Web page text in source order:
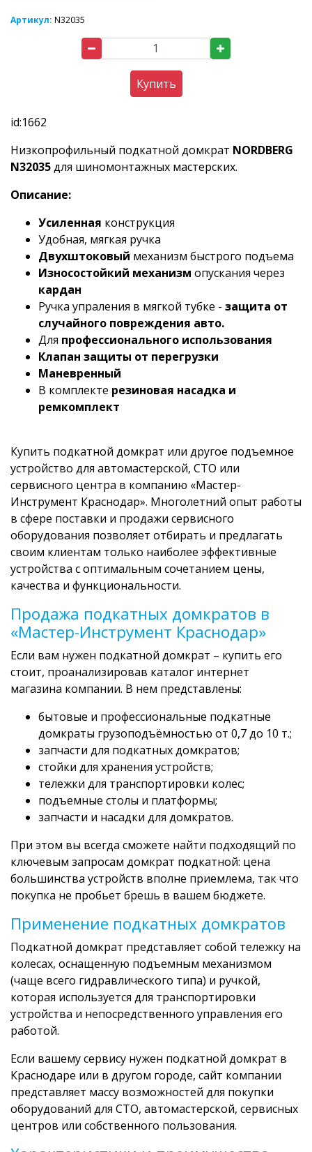
Артикул: N32035
Купить
id:1662
Низкопрофильный подкатной домкрат NORDBERG
N32035для шиномонтажных мастерских.
Описание:
Усиленная конструкция
Удобная, мягкая ручка
Двухштоковый механизм быстрого подъема
Износостойкий механизм опускания через
кардан
Ручка упраления в мягкой тубке - защита от
случайного повреждения авто.
Для профессионального использования
Клапан защиты от перегрузки
Маневренный
В комплекте резиновая насадка и
ремкомплект
Купить подкатной домкрат или другое подъемное
устройство для автомастерской, СТО или
сервисного центра в компанию «Мастер-
Инструмент Краснодар». Многолетний опыт работы
в сфере поставки и продажи сервисного
оборудования позволяет отбирать и предлагать
своим клиентам только наиболее эффективные
устройства с оптимальным сочетанием цены,
качества и функциональности.
Продажа подкатных домкратов в
«Мастер-Инструмент Краснодар»
Если вам нужен подкатной домкрат – купить его
стоит, проанализировав каталог интернет
магазина компании. В нем представлены:
бытовые и профессиональные подкатные
домкраты грузоподъёмностью от 0,7 до 10 т.;
запчасти для подкатных домкратов;
стойки для хранения устройств;
тележки для транспортировки колес;
подъемные столы и платформы;
запчасти и насадки для домкратов.
При этом вы всегда сможете найти подходящий по
ключевым запросам домкрат подкатной: цена
большинства устройств вполне приемлема, так что
покупка не пробьет брешь в вашем бюджете.
Применение подкатных домкратов
Подкатной домкрат представляет собой тележку на
колесах, оснащенную подъемным механизмом
(чаще всего гидравлического типа) и ручкой,
которая используется для транспортировки
устройства и непосредственного управления его
работой.
Если вашему сервису нужен подкатной домкрат в
Краснодаре или в другом городе, сайт компании
представляет массу возможностей для покупки
оборудований для СТО, автомастерской, сервисных
центров или собственного пользования.